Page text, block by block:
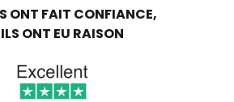
ONT FAIT CONFIANCE,
ONT EU RAISON